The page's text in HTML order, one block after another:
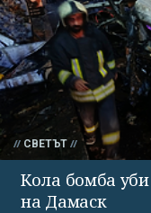
СВЕТЪТ
Кола бомба
на Дамаск